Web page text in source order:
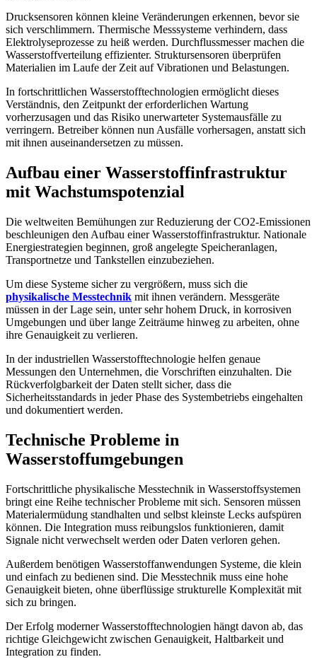
Drucksensoren können kleine Veränderungen erkennen, bevor sie
sich verschlimmern. Thermische Messsysteme verhindern, dass
Elektrolyseprozesse zu heiß werden. Durchflussmesser machen die
Wasserstoffverteilung effizienter. Struktursensoren überprüfen
Materialien im Laufe der Zeit auf Vibrationen und Belastungen.
In fortschrittlichen Wasserstofftechnologien ermöglicht dieses
Verständnis, den Zeitpunkt der erforderlichen Wartung
vorherzusagen und das Risiko unerwarteter Systemausfälle zu
verringern. Betreiber können nun Ausfälle vorhersagen, anstatt sich
mit ihnen auseinandersetzen zu müssen.
Aufbau einer Wasserstoffinfrastruktur
mit Wachstumspotenzial
Die weltweiten Bemühungen zur Reduzierung der CO2-Emissionen
beschleunigen den Aufbau einer Wasserstoffinfrastruktur. Nationale
Energiestrategien beginnen, groß angelegte Speicheranlagen,
Transportnetze und Tankstellen einzubeziehen.
Um diese Systeme sicher zu vergrößern, muss sich die
physikalische Messtechnik mit ihnen verändern. Messgeräte
müssen in der Lage sein, unter sehr hohem Druck, in korrosiven
Umgebungen und über lange Zeiträume hinweg zu arbeiten, ohne
ihre Genauigkeit zu verlieren.
In der industriellen Wasserstofftechnologie helfen genaue
Messungen den Unternehmen, die Vorschriften einzuhalten. Die
Rückverfolgbarkeit der Daten stellt sicher, dass die
Sicherheitsstandards in jeder Phase des Systembetriebs eingehalten
und dokumentiert werden.
Technische Probleme in
Wasserstoffumgebungen
Fortschrittliche physikalische Messtechnik in Wasserstoffsystemen
bringt eine Reihe technischer Probleme mit sich. Sensoren müssen
Materialermüdung standhalten und selbst kleinste Lecks aufspüren
können. Die Integration muss reibungslos funktionieren, damit
Signale nicht verwechselt werden oder Daten verloren gehen.
Außerdem benötigen Wasserstoffanwendungen Systeme, die klein
und einfach zu bedienen sind. Die Messtechnik muss eine hohe
Genauigkeit bieten, ohne überflüssige strukturelle Komplexität mit
sich zu bringen.
Der Erfolg moderner Wasserstofftechnologien hängt davon ab, das
richtige Gleichgewicht zwischen Genauigkeit, Haltbarkeit und
Integration zu finden.